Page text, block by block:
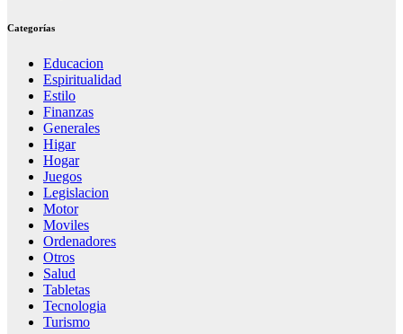
Categorías
Educacion
Espiritualidad
Estilo
Finanzas
Generales
Higar
Hogar
Juegos
Legislacion
Motor
Moviles
Ordenadores
Otros
Salud
Tabletas
Tecnologia
Turismo